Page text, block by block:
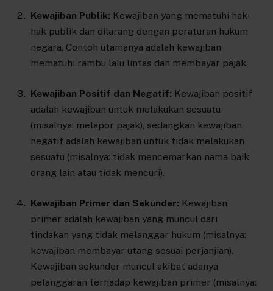
Kewajiban Publik: Kewajiban yang mematuhi hak-
hak publik dan dilarang dengan peraturan hukum
negara. Contoh utamanya adalah kewajiban
mematuhi rambu lalu lintas dan membayar pajak.
Kewajiban Positif dan Negatif: Kewajiban positif
adalah kewajiban untuk melakukan sesuatu
(misalnya: melapor pajak), sedangkan kewajiban
negatif adalah kewajiban untuk tidak melakukan
sesuatu (misalnya: tidak mencemarkan nama baik
orang lain atau tidak mencuri).
Kewajiban Primer dan Sekunder: Kewajiban
primer adalah kewajiban yang muncul dari
tindakan yang tidak melanggar hukum (misalnya:
kewajiban membayar utang sesuai perjanjian).
Kewajiban sekunder muncul akibat adanya
pelanggaran terhadap kewajiban primer (misalnya: